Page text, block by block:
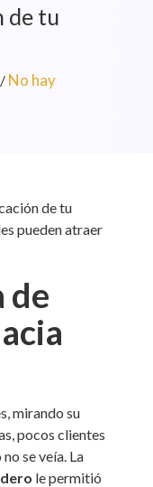
de tu
No hay
de tu
pueden atraer
de
mirando su
pocos clientes
se veía. La
le permitió